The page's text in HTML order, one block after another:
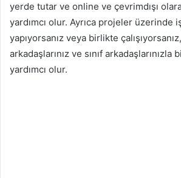
yerde tutar ve online ve çevrimdışı
yardımcı olur. Ayrıca projeler üzerinde
yapıyorsanız veya birlikte
arkadaşlarınız ve sınıf arkadaşlarınızla
yardımcı olur.